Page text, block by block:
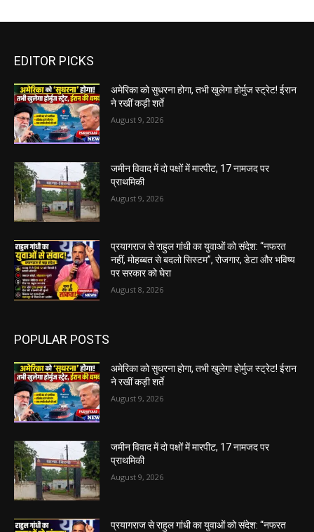
EDITOR PICKS
अमेरिका को सुधरना होगा, तभी खुलेगा होर्मुज स्ट्रेट! ईरान
ने रखीं कड़ी शर्ते
August 9, 2026
जमीन विवाद में दो पक्षों में मारपीट, 17 नामजद पर
प्राथमिकी
August 9, 2026
प्रयागराज से राहुल गांधी का युवाओं को संदेश: “नफरत
नहीं, मोहब्बत से बदलो सिस्टम”, रोजगार, डेटा और भविष्य
पर सरकार को घेरा
August 8, 2026
POPULAR POSTS
अमेरिका को सुधरना होगा, तभी खुलेगा होर्मुज स्ट्रेट! ईरान
ने रखीं कड़ी शर्ते
August 9, 2026
जमीन विवाद में दो पक्षों में मारपीट, 17 नामजद पर
प्राथमिकी
August 9, 2026
प्रयागराज से राहुल गांधी का युवाओं को संदेश: “नफरत